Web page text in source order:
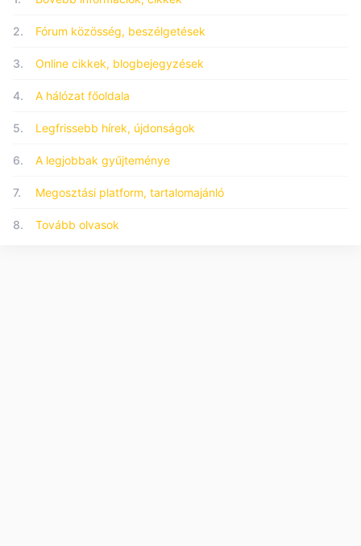
2. Fórum közösség, beszélgetések
3. Online cikkek, blogbejegyzések
4. A hálózat főoldala
5. Legfrissebb hírek, újdonságok
6. A legjobbak gyűjteménye
7. Megosztási platform, tartalomajánló
8. Tovább olvasok